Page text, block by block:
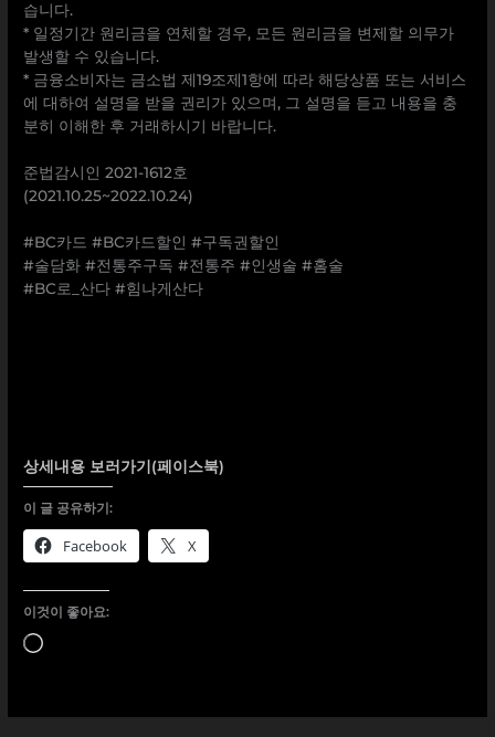
습니다.
* 일정기간 원리금을 연체할 경우, 모든 원리금을 변제할 의무가
발생할 수 있습니다.
* 금융소비자는 금소법 제19조제1항에 따라 해당상품 또는 서비스
에 대하여 설명을 받을 권리가 있으며, 그 설명을 듣고 내용을 충
분히 이해한 후 거래하시기 바랍니다.
준법감시인 2021-1612호
(2021.10.25~2022.10.24)
#BC카드 #BC카드할인 #구독권할인
#술담화 #전통주구독 #전통주 #인생술 #홈술
#BC로_산다 #힘나게산다
상세내용 보러가기(페이스북)
이 글 공유하기:
Facebook X
이것이 좋아요:
로